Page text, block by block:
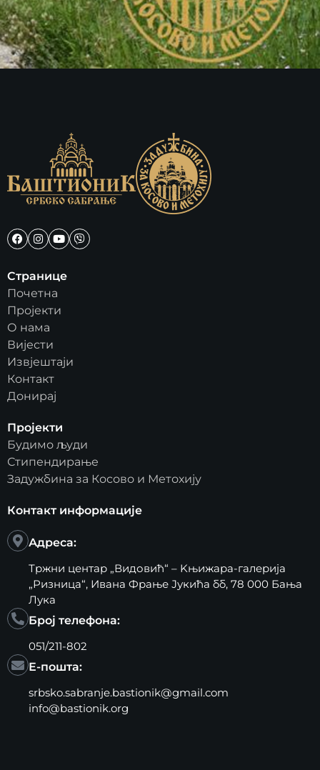
Странице
Почетна
Пројекти
О нама
Вијести
Извјештаји
Контакт
Донирај
Пројекти
Будимо људи
Стипендирање
Задужбина за Косово и Метохију
Контакт информације
Адреса:
Тржни центар „Видовић“ – Kњижара-галерија
„Ризница“, Ивана Фрање Јукића бб, 78 000 Бања
Лука
Број телефона:
051/211-802
Е-пошта:
srbsko.sabranje.bastionik@gmail.com
info@bastionik.org